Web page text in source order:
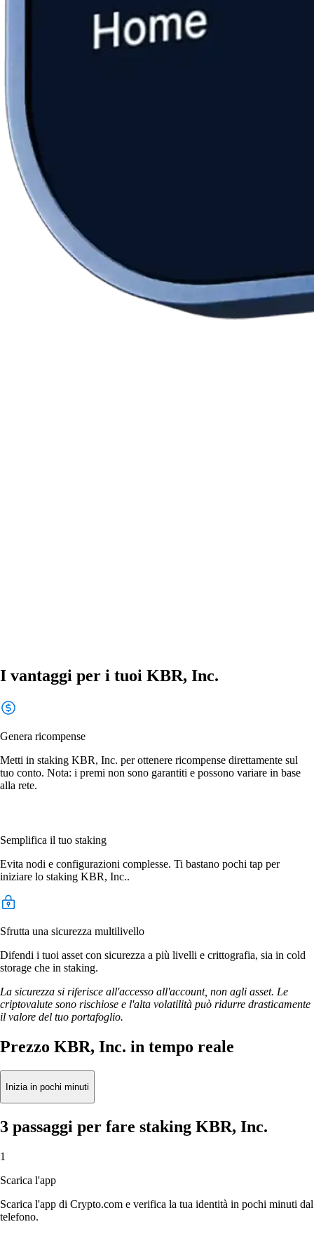
I vantaggi per i tuoi KBR, Inc.
Genera ricompense
Metti in staking KBR, Inc. per ottenere ricompense direttamente sul
tuo conto. Nota: i premi non sono garantiti e possono variare in base
alla rete.
Semplifica il tuo staking
Evita nodi e configurazioni complesse. Ti bastano pochi tap per
iniziare lo staking KBR, Inc..
Sfrutta una sicurezza multilivello
Difendi i tuoi asset con sicurezza a più livelli e crittografia, sia in cold
storage che in staking.
La sicurezza si riferisce all'accesso all'account, non agli asset. Le
criptovalute sono rischiose e l'alta volatilità può ridurre drasticamente
il valore del tuo portafoglio.
Prezzo KBR, Inc. in tempo reale
Inizia in pochi minuti
3 passaggi per fare staking KBR, Inc.
1
Scarica l'app
Scarica l'app di Crypto.com e verifica la tua identità in pochi minuti dal
telefono.